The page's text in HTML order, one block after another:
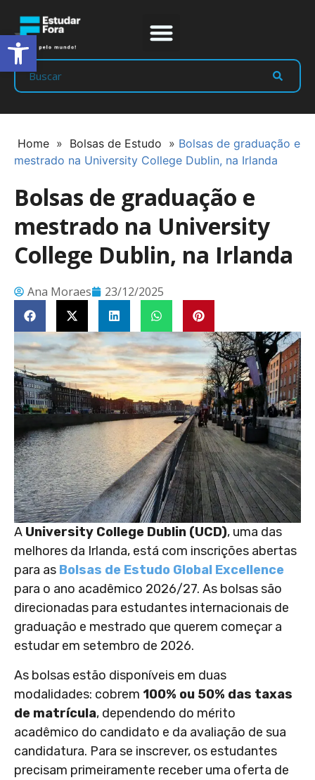
Home » Bolsas de Estudo » Bolsas de graduação e
mestrado na University College Dublin, na Irlanda
Bolsas de graduação e
mestrado na University
College Dublin, na Irlanda
Ana Moraes 23/12/2025
A University College Dublin (UCD), uma das
melhores da Irlanda, está com inscrições abertas
para as Bolsas de Estudo Global Excellence
para o ano acadêmico 2026/27. As bolsas são
direcionadas para estudantes internacionais de
graduação e mestrado que querem começar a
estudar em setembro de 2026.
As bolsas estão disponíveis em duas
modalidades: cobrem 100% ou 50% das taxas
de matrícula, dependendo do mérito
acadêmico do candidato e da avaliação de sua
candidatura. Para se inscrever, os estudantes
precisam primeiramente receber uma oferta de
Abrir a barra de ferramentas